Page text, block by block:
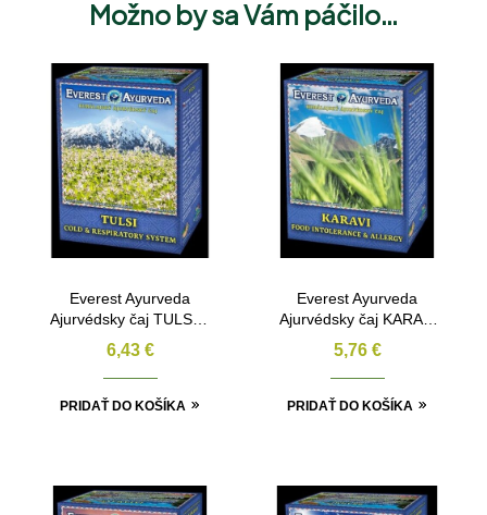
Možno by sa Vám páčilo…
Everest Ayurveda
Ajurvédsky čaj TULSI –
Nachladnutie a bolesti
v krku 100g
6,43 €
PRIDAŤ DO KOŠÍKA
Everest Ayurveda
Ajurvédsky čaj KARAVI
– Alergia 100g
5,76 €
PRIDAŤ DO KOŠÍKA